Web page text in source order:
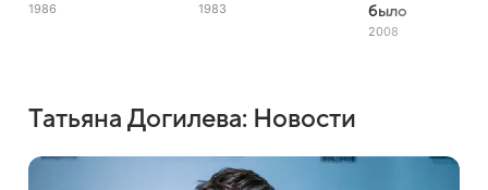
1986 1983
было
2008
Татьяна Догилева: Новости